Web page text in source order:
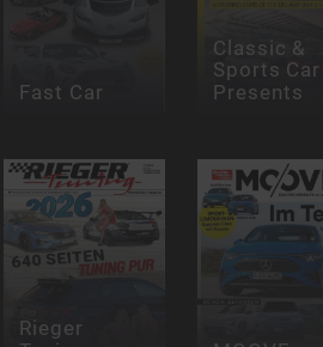
Fast Car
Classic &
Sports Car
Presents
Rieger